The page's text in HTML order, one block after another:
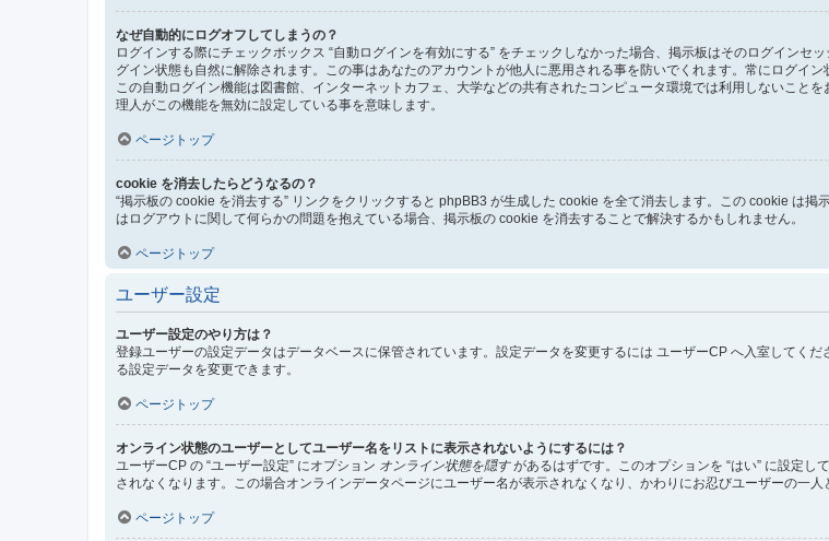
なぜ自動的にログオフしてしまうの？
ログインする際にチェックボックス “自動ログインを有効にする” をチェックしなかった場合、掲示板はそのログイン
グイン状態も自然に解除されます。この事はあなたのアカウントが他人に悪用される事を防いでくれます。常にログイ
この自動ログイン機能は図書館、インターネットカフェ、大学などの共有されたコンピュータ環境では利用しないこと
理人がこの機能を無効に設定している事を意味します。
ページトップ
cookie を消去したらどうなるの？
“掲示板の cookie を消去する” リンクをクリックすると phpBB3 が生成した cookie を全て消去します。この cookie は
はログアウトに関して何らかの問題を抱えている場合、掲示板の cookie を消去することで解決するかもしれません。
ページトップ
ユーザー設定
ユーザー設定のやり方は？
登録ユーザーの設定データはデータベースに保管されています。設定データを変更するには ユーザーCP へ入室してく
る設定データを変更できます。
ページトップ
オンライン状態のユーザーとしてユーザー名をリストに表示されないようにするには？
ユーザーCP の “ユーザー設定” にオプション オンライン状態を隠すがあるはずです。このオプションを “はい” に設定し
されなくなります。この場合オンラインデータページにユーザー名が表示されなくなり、かわりにお忍びユーザーの一人
ページトップ